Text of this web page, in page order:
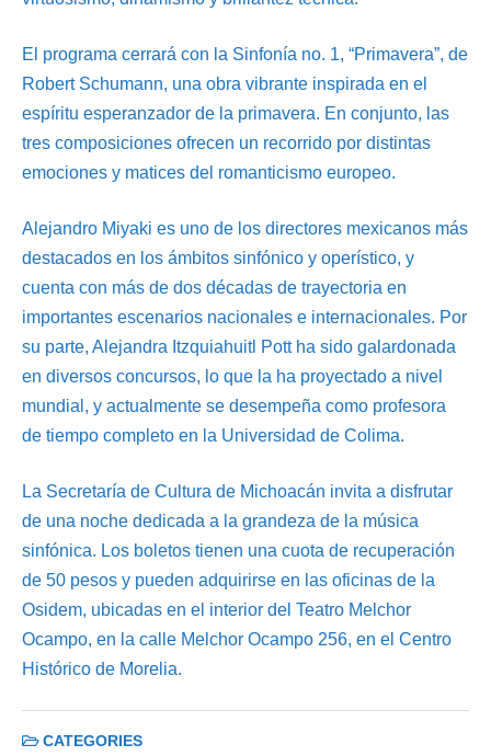
El programa cerrará con la Sinfonía no. 1, “Primavera”, de
Robert Schumann, una obra vibrante inspirada en el
espíritu esperanzador de la primavera. En conjunto, las
tres composiciones ofrecen un recorrido por distintas
emociones y matices del romanticismo europeo.
Alejandro Miyaki es uno de los directores mexicanos más
destacados en los ámbitos sinfónico y operístico, y
cuenta con más de dos décadas de trayectoria en
importantes escenarios nacionales e internacionales. Por
su parte, Alejandra Itzquiahuitl Pott ha sido galardonada
en diversos concursos, lo que la ha proyectado a nivel
mundial, y actualmente se desempeña como profesora
de tiempo completo en la Universidad de Colima.
La Secretaría de Cultura de Michoacán invita a disfrutar
de una noche dedicada a la grandeza de la música
sinfónica. Los boletos tienen una cuota de recuperación
de 50 pesos y pueden adquirirse en las oficinas de la
Osidem, ubicadas en el interior del Teatro Melchor
Ocampo, en la calle Melchor Ocampo 256, en el Centro
Histórico de Morelia.
CATEGORIES